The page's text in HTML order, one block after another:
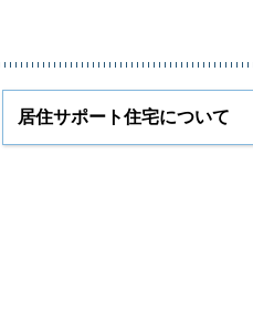
居住サポート住宅について